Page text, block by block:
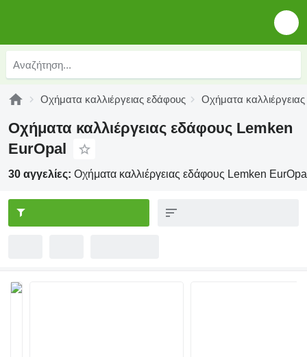
Οχήματα καλλιέργειας εδάφους Οχήματα
Οχήματα καλλιέργειας εδάφους Lemken
EurOpal
30 αγγελίες: Οχήματα καλλιέργειας εδάφους Lemken